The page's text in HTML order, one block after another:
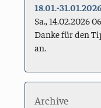
18.01.-31.01.2026
Sa., 14.02.2026
Danke für den
an.
Archive